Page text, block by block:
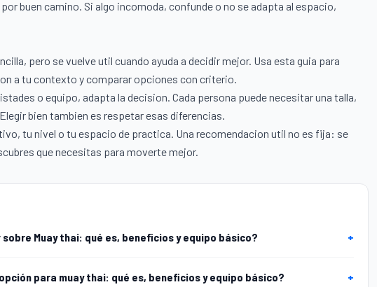
buen camino. Si algo incomoda, confunde o no se adapta al espacio,
pero se vuelve util cuando ayuda a decidir mejor. Usa esta guia para
a tu contexto y comparar opciones con criterio.
o equipo, adapta la decision. Cada persona puede necesitar una talla,
bien tambien es respetar esas diferencias.
tu nivel o tu espacio de practica. Una recomendacion util no es fija: se
que necesitas para moverte mejor.
sobre Muay thai: qué es, beneficios y equipo básico? +
para muay thai: qué es, beneficios y equipo básico? +